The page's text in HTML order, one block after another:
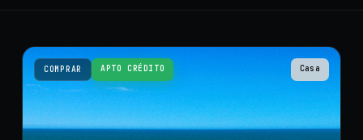
COMPRAR APTO CRÉDITO Casa